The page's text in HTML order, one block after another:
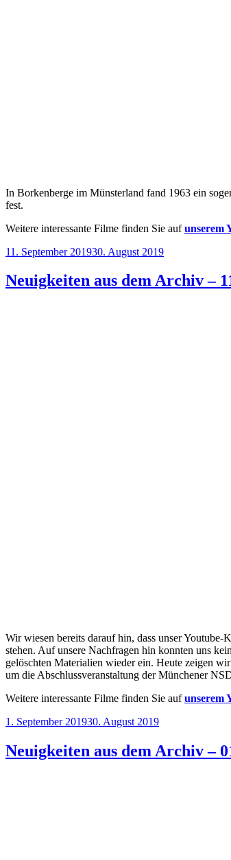
In Borkenberge im Münsterland fand 1963 ein
fest.
Weitere interessante Filme finden Sie aufunserem
Veröffentlicht
11. September 201930. August 2019
Neuigkeiten aus dem Archiv –
Wir wiesen bereits darauf hin, dass unser
stehen. Auf unsere Nachfragen hin konnten uns
gelöschten Materialien wieder ein. Heute zeigen
um die Abschlussveranstaltung der Münchener
Weitere interessante Filme finden Sie aufunserem
Veröffentlicht
1. September 201930. August 2019
Neuigkeiten aus dem Archiv –